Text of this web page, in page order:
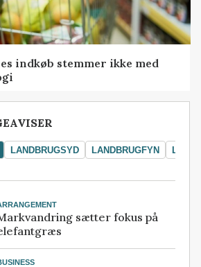
indkøb stemmer ikke med
LANDBRUGSYD LANDBRUGFYN
sætter fokus på